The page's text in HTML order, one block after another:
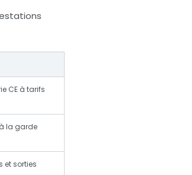
CE à tarifs
la garde
et sorties